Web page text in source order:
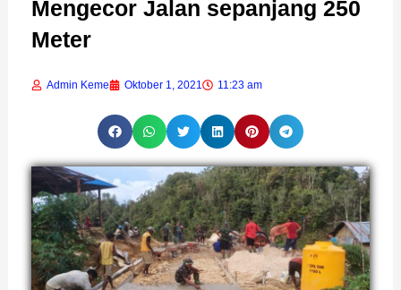
Mengecor Jalan sepanjang 250
Meter
Admin Keme Oktober 1, 2021 11:23 am